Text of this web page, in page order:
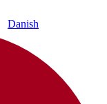
Danish